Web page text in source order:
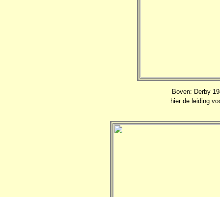
Boven: Derby
hier de leiding